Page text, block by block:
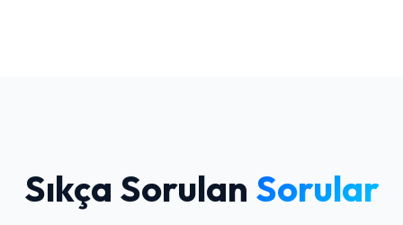
Sıkça Sorulan Sorular